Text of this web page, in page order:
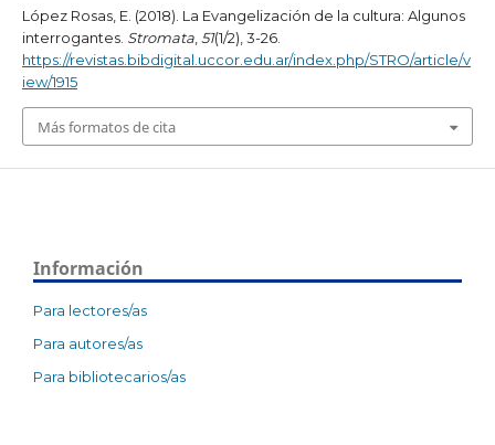
López Rosas, E. (2018). La Evangelización de la cultura: Algunos
interrogantes. Stromata,51(1/2), 3-26.
https://revistas.bibdigital.uccor.edu.ar/index.php/STRO/article/v
iew/1915
Más formatos de cita
Información
Para lectores/as
Para autores/as
Para bibliotecarios/as